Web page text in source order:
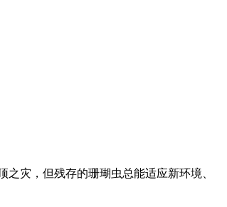
灾，但残存的珊瑚虫总能适应新环境、